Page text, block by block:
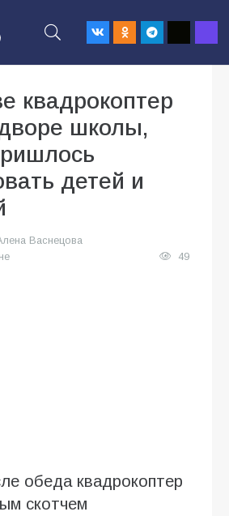
квадрокоптер
школы,
детей и
Васнецова
49
обеда квадрокоптер
скотчем